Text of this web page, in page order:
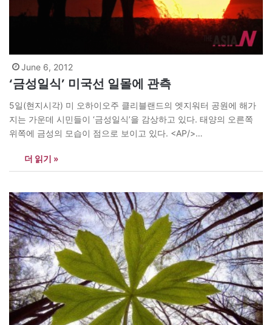
June 6, 2012
‘금성일식’ 미국선 일몰에 관측
5일(현지시각) 미 오하이오주 클리블랜드의 엣지워터 공원에 해가
지는 가운데 시민들이 ‘금성일식’을 감상하고 있다. 태양의 오른쪽
위쪽에 금성의 모습이 점으로 보이고 있다. <AP/>
더 읽기 »